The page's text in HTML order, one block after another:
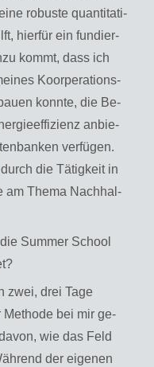
ro­bus­te quan­ti­ta­ti­
hier­für ein fun­dier­
kommt, dass ich
Ko­or­pe­ra­ti­ons­
konn­te, die Be­
an­bie­
ver­fü­gen.
die Tä­tig­keit in
am Thema Nach­hal­
Sum­mer School
zwei, drei Tage
Me­tho­de bei mir ge­
wie das Feld
der ei­ge­nen